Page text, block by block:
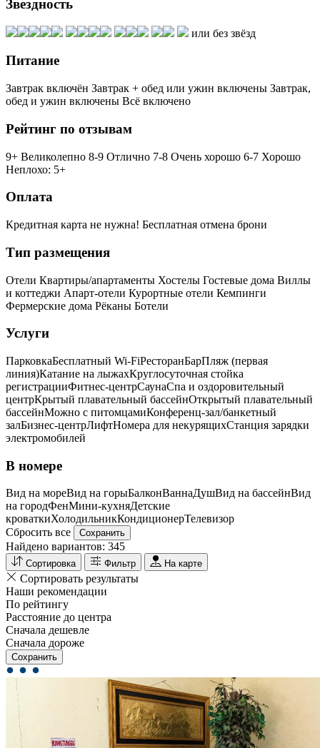
Звездность
или без звёзд
Питание
Завтрак включён Завтрак + обед или ужин включены Завтрак,
обед и ужин включены Всё включено
Рейтинг по отзывам
9+ Великолепно 8-9 Отлично 7-8 Очень хорошо 6-7 Хорошо
Неплохо: 5+
Оплата
Кредитная карта не нужна! Бесплатная отмена брони
Тип размещения
Отели Квартиры/апартаменты Хостелы Гостевые дома Виллы
и коттеджи Апарт-отели Курортные отели Кемпинги
Фермерские дома Рёканы Ботели
Услуги
ПарковкаБесплатный Wi-FiРесторанБарПляж (первая
линия)Катание на лыжахКруглосуточная стойка
регистрацииФитнес-центрСаунаСпа и оздоровительный
центрКрытый плавательный бассейнОткрытый плавательный
бассейнМожно с питомцамиКонференц-зал/банкетный
залБизнес-центрЛифтНомера для некурящихCтанция зарядки
электромобилей
В номере
Вид на мореВид на горыБалконВаннаДушВид на бассейнВид
на городФенМини-кухняДетские
кроваткиХолодильникКондиционерТелевизор
Сбросить все
Сохранить
Найдено вариантов: 345
Сортировка Фильтр На карте
Сортировать результаты
Наши рекомендации
По рейтингу
Расстояние до центра
Сначала дешевле
Сначала дороже
Сохранить